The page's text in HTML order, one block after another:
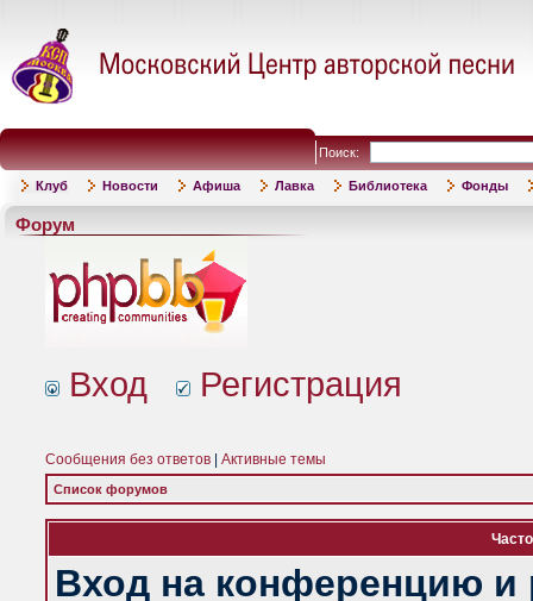
Поиск:
Клуб Новости Афиша Лавка Библиотека Фонды
Форум
Вход Регистрация
Сообщения без ответов Активные темы
Список форумов
Вход на конференцию и